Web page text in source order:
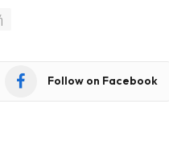
Follow on Facebook